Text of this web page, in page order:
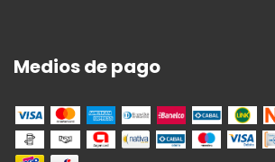
Medios de pago